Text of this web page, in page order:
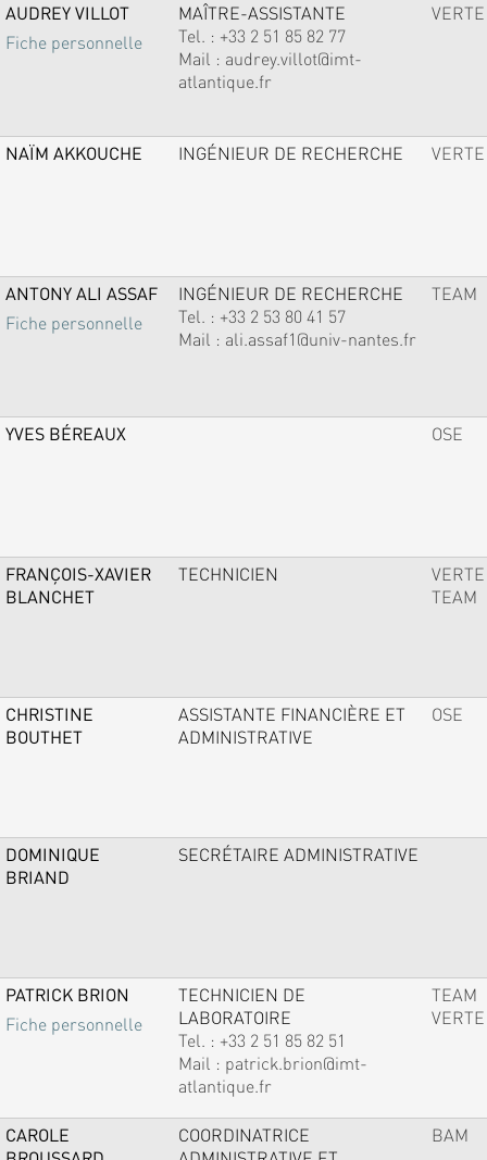
AUDREY VILLOT
Fiche personnelle
MAÎTRE-ASSISTANTE
Tel. : +33 2 51 85 82 77
Mail : audrey.villot@imt-
atlantique.fr
VERTE
NAÏM AKKOUCHE INGÉNIEUR DE RECHERCHE VERTE
ANTONY ALI ASSAF
Fiche personnelle
INGÉNIEUR DE RECHERCHE
Tel. : +33 2 53 80 41 57
Mail : ali.assaf1@univ-nantes.fr
TEAM
YVES BÉREAUX OSE
FRANÇOIS-XAVIER
BLANCHET
TECHNICIEN
VERTE
TEAM
CHRISTINE
BOUTHET
ASSISTANTE FINANCIÈRE ET
ADMINISTRATIVE
OSE
DOMINIQUE
BRIAND
SECRÉTAIRE ADMINISTRATIVE
PATRICK BRION
Fiche personnelle
TECHNICIEN DE
LABORATOIRE
Tel. : +33 2 51 85 82 51
Mail : patrick.brion@imt-
atlantique.fr
TEAM
VERTE
CAROLE
COORDINATRICE
BAM